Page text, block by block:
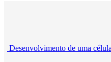
Desenvolvimento de uma